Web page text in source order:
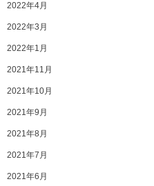
2022年4月
2022年3月
2022年1月
2021年11月
2021年10月
2021年9月
2021年8月
2021年7月
2021年6月